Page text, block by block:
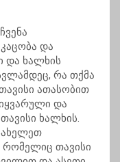
და
და ხალხის
რა თქმა
ათასობით
და
ხალხის.
რომელიც თავისი